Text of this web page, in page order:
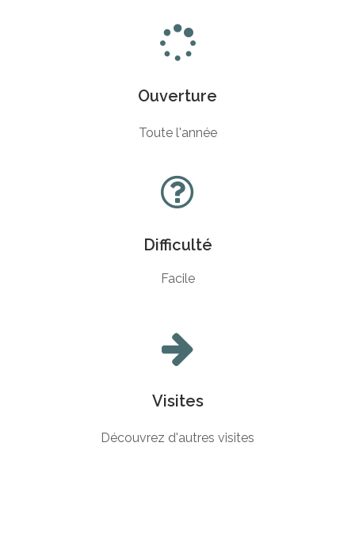
Ouverture
Toute l'année
Difficulté
Facile
Visites
Découvrez d'autres visites